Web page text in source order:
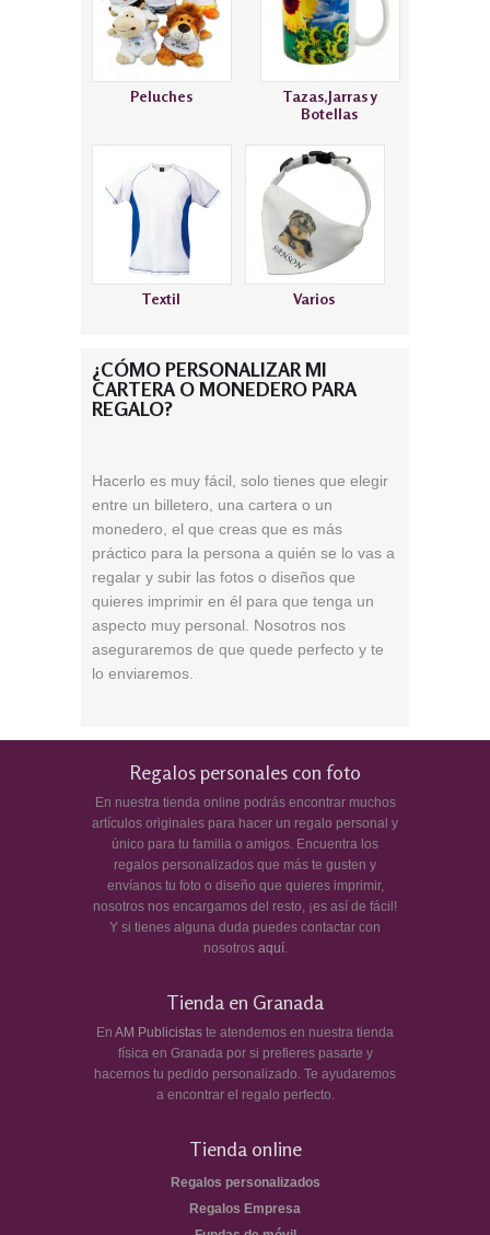
Peluches
Tazas,Jarras y
Botellas
Textil Varios
¿CÓMO PERSONALIZAR MI
CARTERA O MONEDERO PARA
REGALO?
Hacerlo es muy fácil, solo tienes que elegir
entre un billetero, una cartera o un
monedero, el que creas que es más
práctico para la persona a quién se lo vas a
regalar y subir las fotos o diseños que
quieres imprimir en él para que tenga un
aspecto muy personal. Nosotros nos
aseguraremos de que quede perfecto y te
lo enviaremos.
Regalos personales con foto
En nuestra tienda online podrás encontrar muchos
artículos originales para hacer un regalo personal y
único para tu familia o amigos. Encuentra los
regalos personalizados que más te gusten y
envíanos tu foto o diseño que quieres imprimir,
nosotros nos encargamos del resto, ¡es así de fácil!
Y si tienes alguna duda puedes contactar con
nosotros aquí.
Tienda en Granada
En AM Publicistas te atendemos en nuestra tienda
física en Granada por si prefieres pasarte y
hacernos tu pedido personalizado. Te ayudaremos
a encontrar el regalo perfecto.
Tienda online
Regalos personalizados
Regalos Empresa